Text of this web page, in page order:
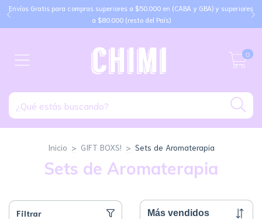
Envíos Gratis para compras superiores a $50.000 en (CABA y GBA) y superiores
a $80.000 (resto del País)
0
Inicio > GIFT BOXS! > Sets de Aromaterapia
Sets de Aromaterapia
Filtrar